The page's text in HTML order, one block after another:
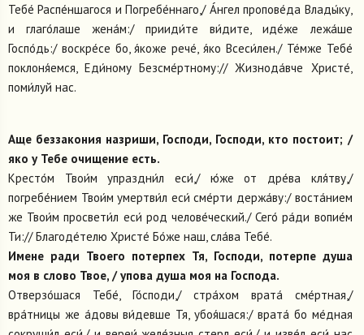
Тебе́ Распе́ншагося и Погребе́ннаго,/ А́нгел пропове́да Влады́ку,
и глаго́лаше жена́м:/ прииди́те ви́дите, иде́же лежа́ше
Госпо́дь:/ воскре́се бо, я́коже рече́, я́ко Всеси́лен./ Те́мже Тебе́
поклоня́емся, Еди́ному Безсме́ртному:// Жизнода́вче Христе́,
поми́луй нас.
Аще беззакония назриши, Господи, Господи, кто постоит; /
яко у Тебе очищение есть.
Кресто́м Твои́м упраздни́л еси́,/ ю́же от дре́ва кля́тву,/
погребе́нием Твои́м умертви́л еси́ сме́рти держа́ву:/ воста́нием
же Твои́м просвети́л еси́ род челове́ческий./ Сего́ ра́ди вопие́м
Ти:// Благоде́телю Христе́ Бо́же наш, сла́ва Тебе́.
Имене ради Твоего потерпех Тя, Господи, потерпе душа
моя в слово Твое, / упова душа моя на Господа.
Отверзо́шася Тебе́, Го́споди,/ стра́хом врата́ сме́ртная,/
вра́тницы же а́довы ви́девше Тя, убоя́шася:/ врата́ бо ме́дная